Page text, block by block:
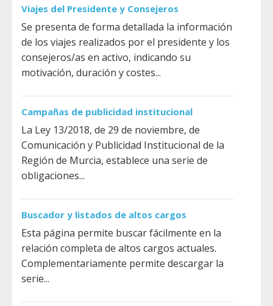
Viajes del Presidente y Consejeros
Se presenta de forma detallada la información
de los viajes realizados por el presidente y los
consejeros/as en activo, indicando su
motivación, duración y costes...
Campañas de publicidad institucional
La Ley 13/2018, de 29 de noviembre, de
Comunicación y Publicidad Institucional de la
Región de Murcia, establece una serie de
obligaciones...
Buscador y listados de altos cargos
Esta página permite buscar fácilmente en la
relación completa de altos cargos actuales.
Complementariamente permite descargar la
serie...